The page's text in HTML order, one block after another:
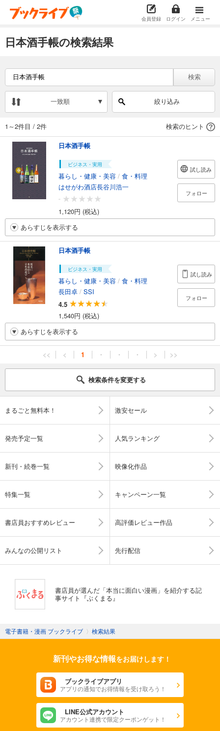
会員登録 ログイン メニュー
日本酒手帳の検索結果
検索
一致順 絞り込み
1～2件目 / 2件 検索のヒント
日本酒手帳
ビジネス・実用
暮らし・健康・美容 / 食・料理
はせがわ酒店長谷川浩一
-
1,120円 (税込)
試し読み
フォロー
あらすじを表示する
日本酒手帳
ビジネス・実用
暮らし・健康・美容 / 食・料理
長田卓 / SSI
4.5
1,540円 (税込)
試し読み
フォロー
あらすじを表示する
<< < 1 ・ ・ ・ > >>
検索条件を変更する
まるごと無料本！ 激安セール
発売予定一覧 人気ランキング
新刊・続巻一覧 映像化作品
特集一覧 キャンペーン一覧
書店員おすすめレビュー 高評価レビュー作品
みんなの公開リスト 先行配信
書店員が選んだ「本当に面白い漫画」を紹介する記
事サイト『ぶくまる』
電子書籍・漫画 ブックライブ 〉 検索結果
新刊やお得な情報をお届けします！
ブックライブアプリ
アプリの通知でお得情報を受け取ろう！
LINE公式アカウント
アカウント連携で限定クーポンゲット！